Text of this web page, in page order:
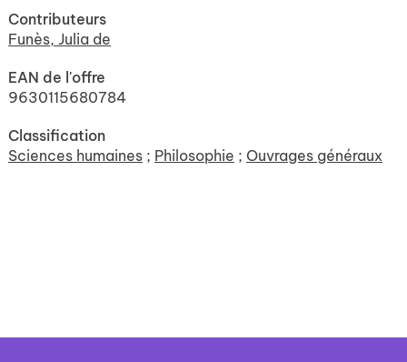
Contributeurs
Funès, Julia de
EAN de l'offre
9630115680784
Classification
Sciences humaines ; Philosophie ; Ouvrages généraux